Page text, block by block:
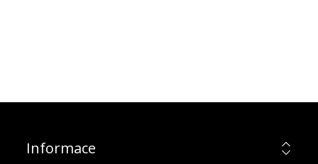
Informace